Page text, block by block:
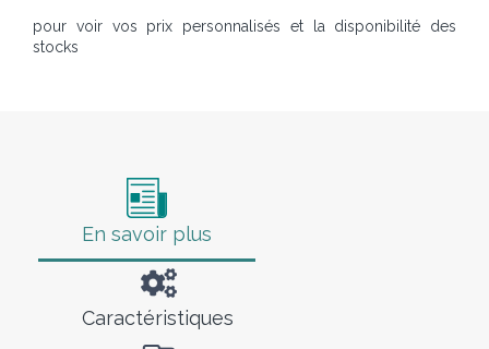
pour voir vos prix personnalisés et la disponibilité des
stocks
En savoir plus
Caractéristiques